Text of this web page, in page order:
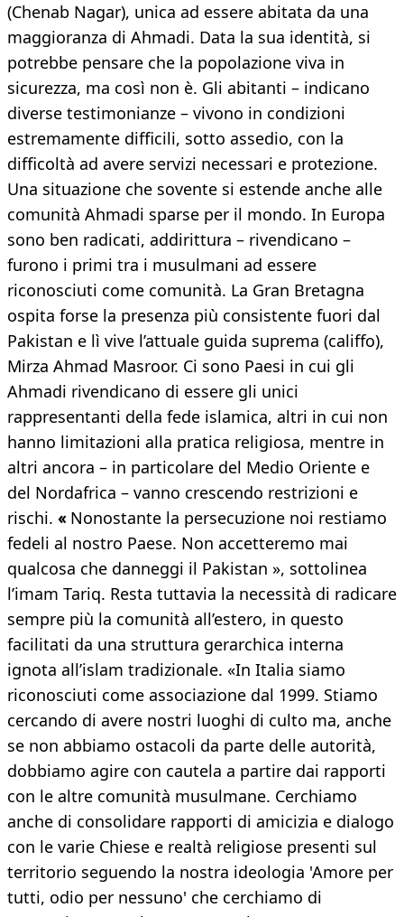
(Chenab Nagar), unica ad essere abitata da una
maggioranza di Ahmadi. Data la sua identità, si
potrebbe pensare che la popolazione viva in
sicurezza, ma così non è. Gli abitanti – indicano
diverse testimonianze – vivono in condizioni
estremamente difficili, sotto assedio, con la
difficoltà ad avere servizi necessari e protezione.
Una situazione che sovente si estende anche alle
comunità Ahmadi sparse per il mondo. In Europa
sono ben radicati, addirittura – rivendicano –
furono i primi tra i musulmani ad essere
riconosciuti come comunità. La Gran Bretagna
ospita forse la presenza più consistente fuori dal
Pakistan e lì vive l’attuale guida suprema (califfo),
Mirza Ahmad Masroor. Ci sono Paesi in cui gli
Ahmadi rivendicano di essere gli unici
rappresentanti della fede islamica, altri in cui non
hanno limitazioni alla pratica religiosa, mentre in
altri ancora – in particolare del Medio Oriente e
del Nordafrica – vanno crescendo restrizioni e
rischi. «Nonostante la persecuzione noi restiamo
fedeli al nostro Paese. Non accetteremo mai
qualcosa che danneggi il Pakistan », sottolinea
l’imam Tariq. Resta tuttavia la necessità di radicare
sempre più la comunità all’estero, in questo
facilitati da una struttura gerarchica interna
ignota all’islam tradizionale. «In Italia siamo
riconosciuti come associazione dal 1999. Stiamo
cercando di avere nostri luoghi di culto ma, anche
se non abbiamo ostacoli da parte delle autorità,
dobbiamo agire con cautela a partire dai rapporti
con le altre comunità musulmane. Cerchiamo
anche di consolidare rapporti di amicizia e dialogo
con le varie Chiese e realtà religiose presenti sul
territorio seguendo la nostra ideologia 'Amore per
tutti, odio per nessuno' che cerchiamo di